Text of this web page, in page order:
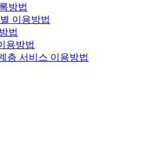
방법
이용방법
법
용방법
층 서비스 이용방법